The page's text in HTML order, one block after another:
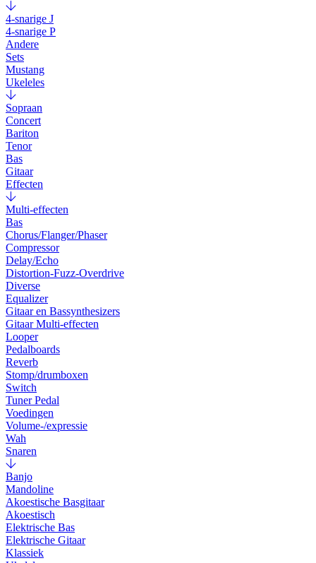
4-snarige J
4-snarige P
Andere
Sets
Mustang
Ukeleles
Sopraan
Concert
Bariton
Tenor
Bas
Gitaar
Effecten
Multi-effecten
Bas
Chorus/Flanger/Phaser
Compressor
Delay/Echo
Distortion-Fuzz-Overdrive
Diverse
Equalizer
Gitaar en Bassynthesizers
Gitaar Multi-effecten
Looper
Pedalboards
Reverb
Stomp/drumboxen
Switch
Tuner Pedal
Voedingen
Volume-/expressie
Wah
Snaren
Banjo
Mandoline
Akoestische Basgitaar
Akoestisch
Elektrische Bas
Elektrische Gitaar
Klassiek